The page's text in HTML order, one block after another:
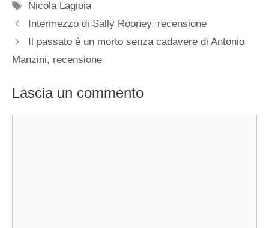
Tag
Nicola Lagioia
Intermezzo di Sally Rooney, recensione
Il passato è un morto senza cadavere di Antonio
Manzini, recensione
Lascia un commento